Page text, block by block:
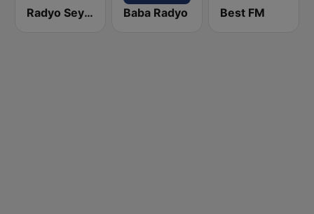
Radyo Seymen Baba Radyo Best FM